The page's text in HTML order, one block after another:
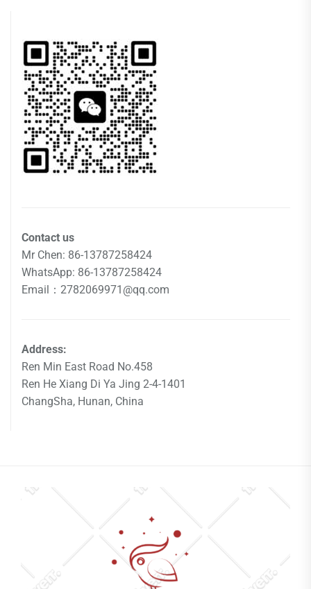
Contact us
Mr Chen: 86-13787258424
WhatsApp: 86-13787258424
Email：2782069971@qq.com
Address:
Ren Min East Road No.458
Ren He Xiang Di Ya Jing 2-4-1401
ChangSha, Hunan, China